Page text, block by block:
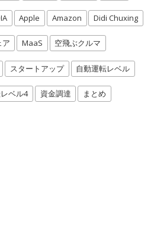
Apple Amazon Didi Chuxing
ア MaaS 空飛ぶクルマ
スタートアップ 自動運転レベル
ベル4 資金調達 まとめ